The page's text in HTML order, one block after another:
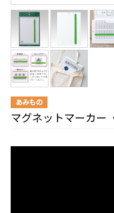
あみもの
マグネットマーカー